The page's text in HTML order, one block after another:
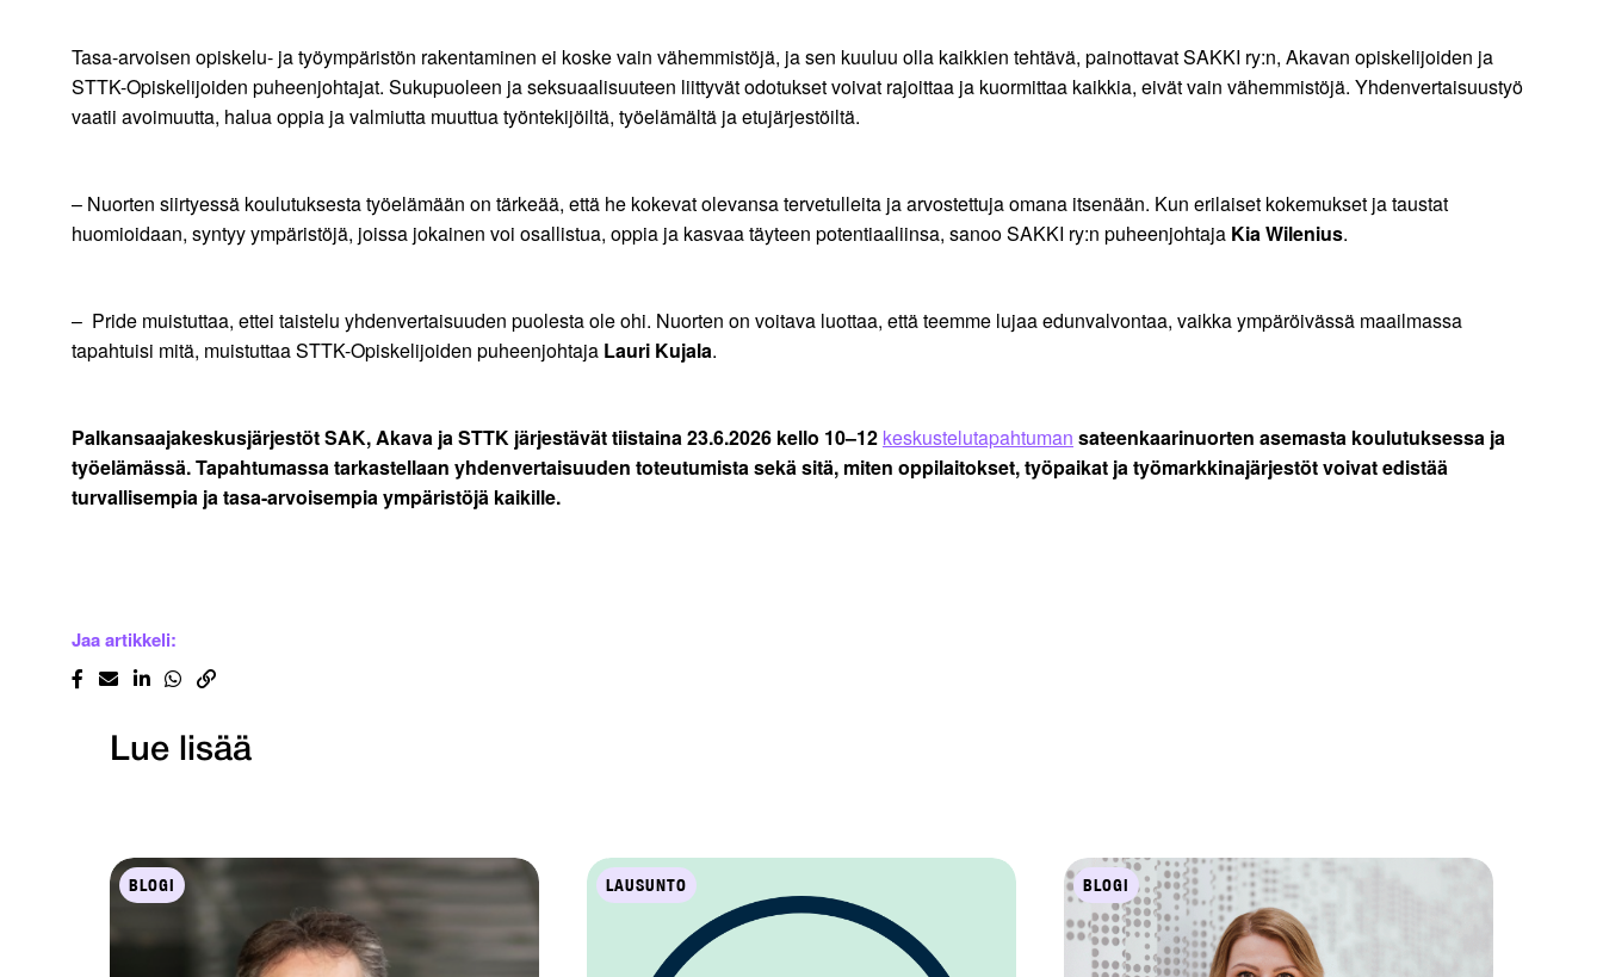
Tasa-arvoisen opiskelu- ja työympäristön rakentaminen ei koske vain vähemmistöjä, ja sen kuuluu olla kaikkien tehtävä, painottavat SAKKI ry:n, Akavan opiskelijoiden ja
STTK-Opiskelijoiden puheenjohtajat. Sukupuoleen ja seksuaalisuuteen liittyvät odotukset voivat rajoittaa ja kuormittaa kaikkia, eivät vain vähemmistöjä. Yhdenvertaisuustyö
vaatii avoimuutta, halua oppia ja valmiutta muuttua työntekijöiltä, työelämältä ja etujärjestöiltä.
– Nuorten siirtyessä koulutuksesta työelämään on tärkeää, että he kokevat olevansa tervetulleita ja arvostettuja omana itsenään. Kun erilaiset kokemukset ja taustat
huomioidaan, syntyy ympäristöjä, joissa jokainen voi osallistua, oppia ja kasvaa täyteen potentiaaliinsa, sanoo SAKKI ry:n puheenjohtaja Kia Wilenius.
– Pride muistuttaa, ettei taistelu yhdenvertaisuuden puolesta ole ohi. Nuorten on voitava luottaa, että teemme lujaa edunvalvontaa, vaikka ympäröivässä maailmassa
tapahtuisi mitä, muistuttaa STTK-Opiskelijoiden puheenjohtaja Lauri Kujala.
Palkansaajakeskusjärjestöt SAK, Akava ja STTK järjestävät tiistaina 23.6.2026 kello 10–12 keskustelutapahtuman sateenkaarinuorten asemasta koulutuksessa ja
työelämässä. Tapahtumassa tarkastellaan yhdenvertaisuuden toteutumista sekä sitä, miten oppilaitokset, työpaikat ja työmarkkinajärjestöt voivat edistää
turvallisempia ja tasa-arvoisempia ympäristöjä kaikille.
Jaa artikkeli:
Lue lisää
BLOGI LAUSUNTO BLOGI